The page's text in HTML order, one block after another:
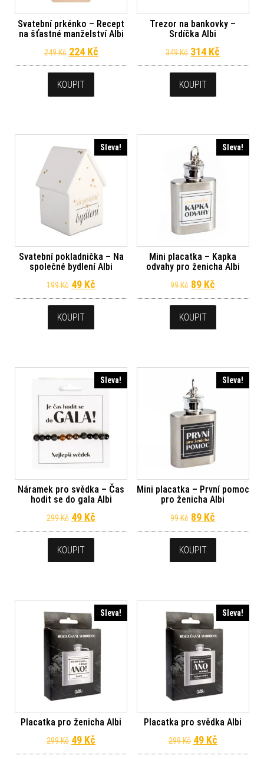
Svatební prkénko – Recept
na šťastné manželství Albi
249Kč Původní cena byla: 249 Kč.
224 KčAktuální cena je: 224 Kč.
KOUPIT
Trezor na bankovky –
Srdíčka Albi
349Kč Původní cena
314 Kč
KOUPIT
Sleva!
Svatební pokladnička – Na
společné bydlení Albi
199Kč Původní cena byla: 199 Kč.
49 Kč Aktuální cena je: 49 Kč.
KOUPIT
Sleva!
Mini placatka – Kapka
odvahy pro ženicha Albi
99Kč Původní cena
89 Kč
KOUPIT
Sleva!
Náramek pro svědka – Čas
hodit se do gala Albi
299Kč Původní cena byla: 299 Kč.
49 Kč Aktuální cena je: 49 Kč.
KOUPIT
Sleva!
Mini placatka – První pomoc
pro ženicha Albi
99Kč Původní cena
89 Kč
KOUPIT
Sleva!
Placatka pro ženicha Albi
299Kč Původní cena byla: 299 Kč.
49 Kč Aktuální cena je: 49 Kč.
Sleva!
Placatka pro svědka Albi
299Kč Původní cena
49 KčAktuální